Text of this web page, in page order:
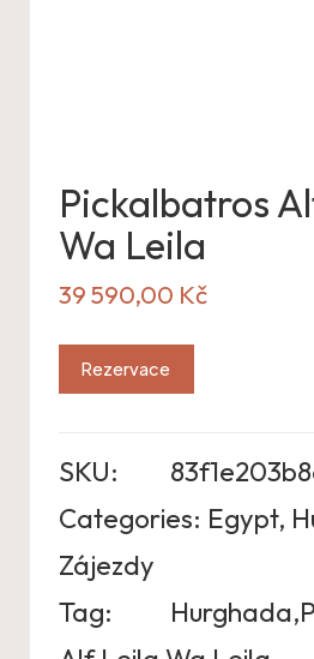
Pickalbatros
Wa Leila
39 590,00 Kč
Rezervace
SKU:
Categories: Egypt,
Zájezdy
Tag: